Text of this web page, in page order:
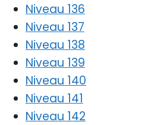
Niveau 136
Niveau 137
Niveau 138
Niveau 139
Niveau 140
Niveau 141
Niveau 142